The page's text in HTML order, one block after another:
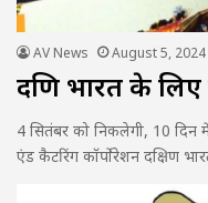
AV News August 5, 2024
दक्षिण भारत के
4 सितंबर को निकलेगी, 10 दिन
एंड कैटरिंग कॉर्पोरेशन दक्षिण